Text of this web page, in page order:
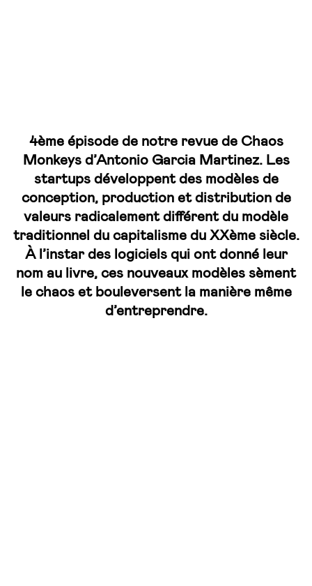
4ème épisode de notre revue de Chaos
Monkeys d’Antonio Garcia Martinez. Les
startups développent des modèles de
conception, production et distribution de
valeurs radicalement différent du modèle
traditionnel du capitalisme du XXème siècle.
À l’instar des logiciels qui ont donné leur
nom au livre, ces nouveaux modèles sèment
le chaos et bouleversent la manière même
d’entreprendre.